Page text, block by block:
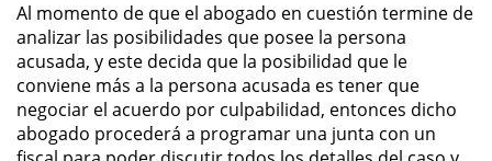
Apropiación Indebida De
Fondos Públicos
Falsificación
Al momento de que el abogado en cuestión termine de
analizar las posibilidades que posee la persona
acusada, y este decida que la posibilidad que le
conviene más a la persona acusada es tener que
negociar el acuerdo por culpabilidad, entonces dicho
abogado procederá a programar una junta con un